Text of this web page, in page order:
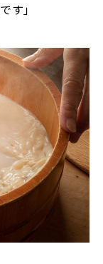
す」